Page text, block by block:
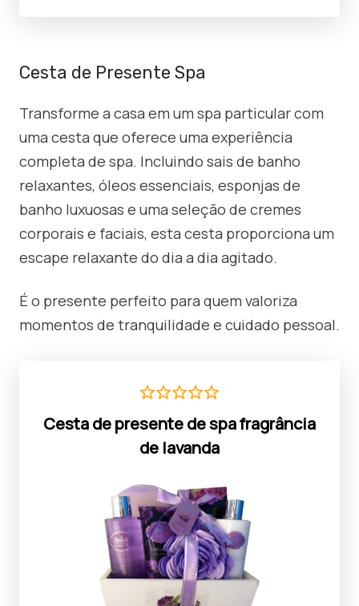
Cesta de Presente Spa
Transforme a casa em um spa particular com
uma cesta que oferece uma experiência
completa de spa. Incluindo sais de banho
relaxantes, óleos essenciais, esponjas de
banho luxuosas e uma seleção de cremes
corporais e faciais, esta cesta proporciona um
escape relaxante do dia a dia agitado.
É o presente perfeito para quem valoriza
momentos de tranquilidade e cuidado pessoal.
Cesta de presente de spa fragrância
de lavanda